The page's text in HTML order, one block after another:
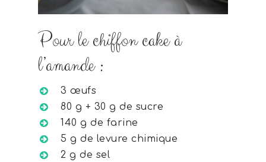
Pour le chiffon cake à
l’amande :
3 œufs
80 g + 30 g de sucre
140 g de farine
5 g de levure chimique
2 g de sel